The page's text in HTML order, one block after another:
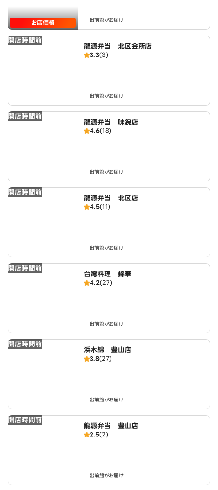
お店価格 出前館がお届け
開店時間前
龍源弁当 北区会所店
3.3(3)
出前館がお届け
開店時間前
龍源弁当 味鋺店
4.6(18)
出前館がお届け
開店時間前
龍源弁当 北区店
4.5(11)
出前館がお届け
開店時間前
台湾料理 錦華
4.2(27)
出前館がお届け
開店時間前
浜木綿 豊山店
3.8(27)
出前館がお届け
開店時間前
龍源弁当 豊山店
2.5(2)
出前館がお届け